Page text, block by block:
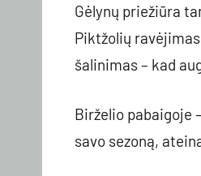
Gėlynų priežiūra
Piktžolių
šalinimas – kad
Birželio pabaigoje
savo sezoną,